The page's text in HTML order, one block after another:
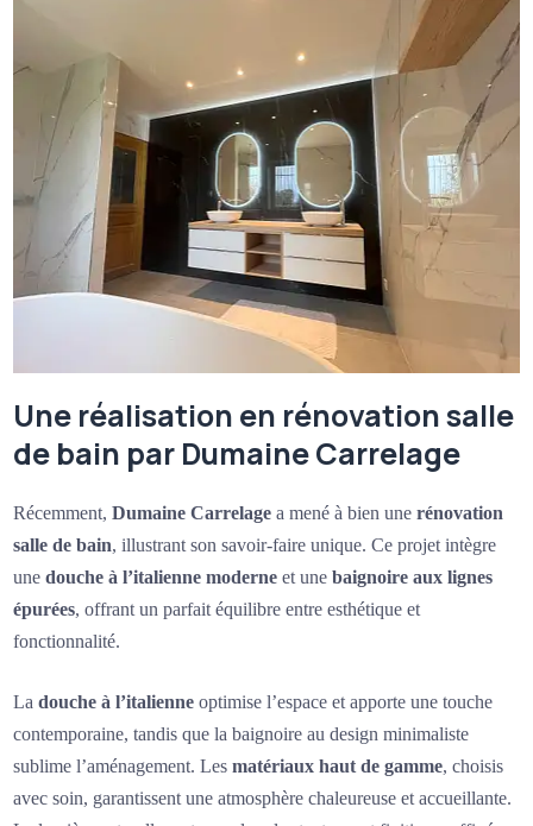
Une réalisation en rénovation salle
de bain par Dumaine Carrelage
Récemment,Dumaine Carrelage a mené à bien unerénovation
salle de bain, illustrant son savoir-faire unique. Ce projet intègre
unedouche à l’italienne moderne et unebaignoire aux lignes
épurées, offrant un parfait équilibre entre esthétique et
fonctionnalité.
Ladouche à l’italienne optimise l’espace et apporte une touche
contemporaine, tandis que la baignoire au design minimaliste
sublime l’aménagement. Lesmatériaux haut de gamme, choisis
avec soin, garantissent une atmosphère chaleureuse et accueillante.